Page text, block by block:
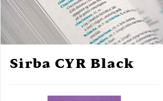
Sirba CYR Black